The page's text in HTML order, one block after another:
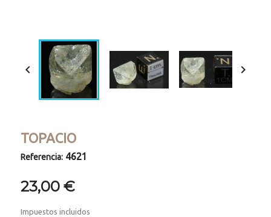
 
TOPACIO
Referencia: 4621
23,00 €
Impuestos incluidos